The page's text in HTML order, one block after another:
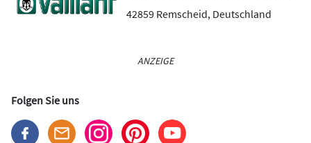
42859 Remscheid, Deutschland
ANZEIGE
Folgen Sie uns